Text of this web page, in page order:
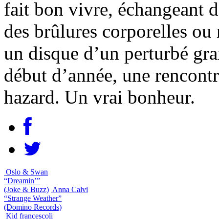
fait bon vivre, échangeant
des brûlures corporelles
un disque d’un perturbé
début d’année, une
hazard. Un vrai bonheur.
Oslo & Swan
“Dreamin’”
(Joke & Buzz) Anna Calvi
“Strange Weather”
(Domino Records)
Kid francescoli